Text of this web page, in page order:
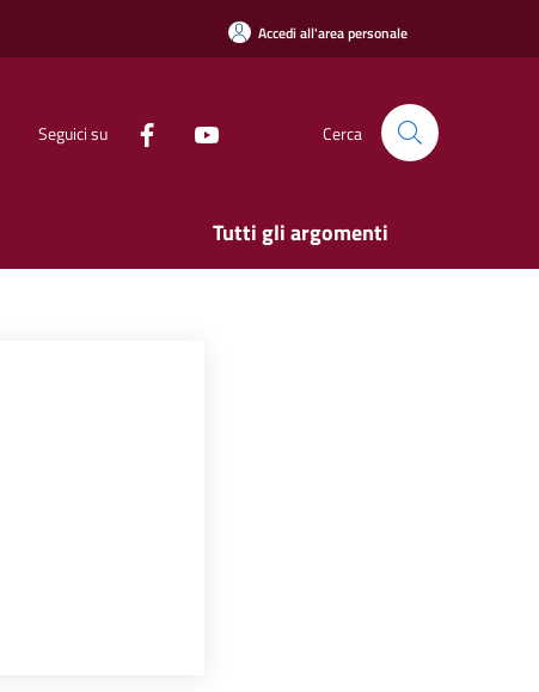
Accedi all'area personale
Seguici su Cerca
Tutti gli argomenti